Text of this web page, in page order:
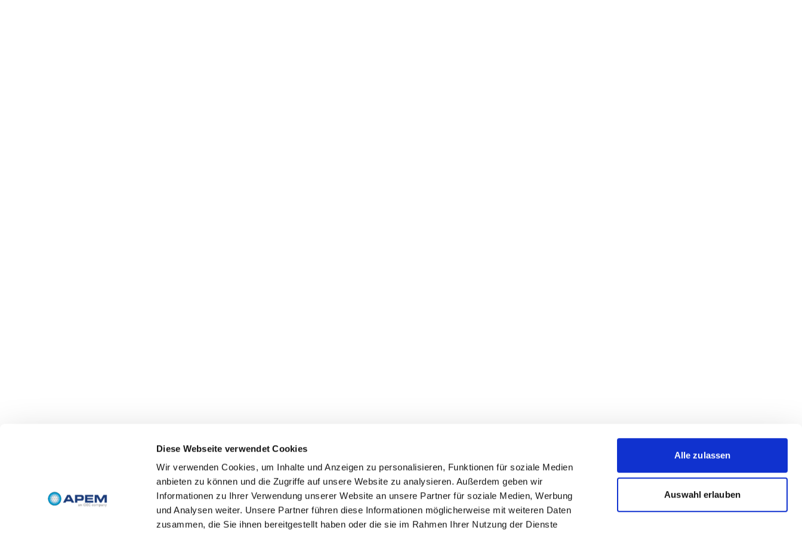
Diese Webseite verwendet Cookies
Wir verwenden Cookies, um Inhalte und Anzeigen zu personalisieren, Funktionen für soziale Medien
anbieten zu können und die Zugriffe auf unsere Website zu analysieren. Außerdem geben wir
Informationen zu Ihrer Verwendung unserer Website an unsere Partner für soziale Medien, Werbung
und Analysen weiter. Unsere Partner führen diese Informationen möglicherweise mit weiteren Daten
zusammen, die Sie ihnen bereitgestellt haben oder die sie im Rahmen Ihrer Nutzung der Dienste
Alle zulassen
Auswahl erlauben